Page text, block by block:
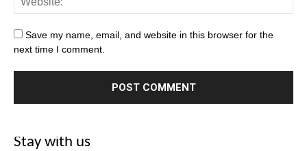
Save my name, email, and website in this browser for the
next time I comment.
Stay with us